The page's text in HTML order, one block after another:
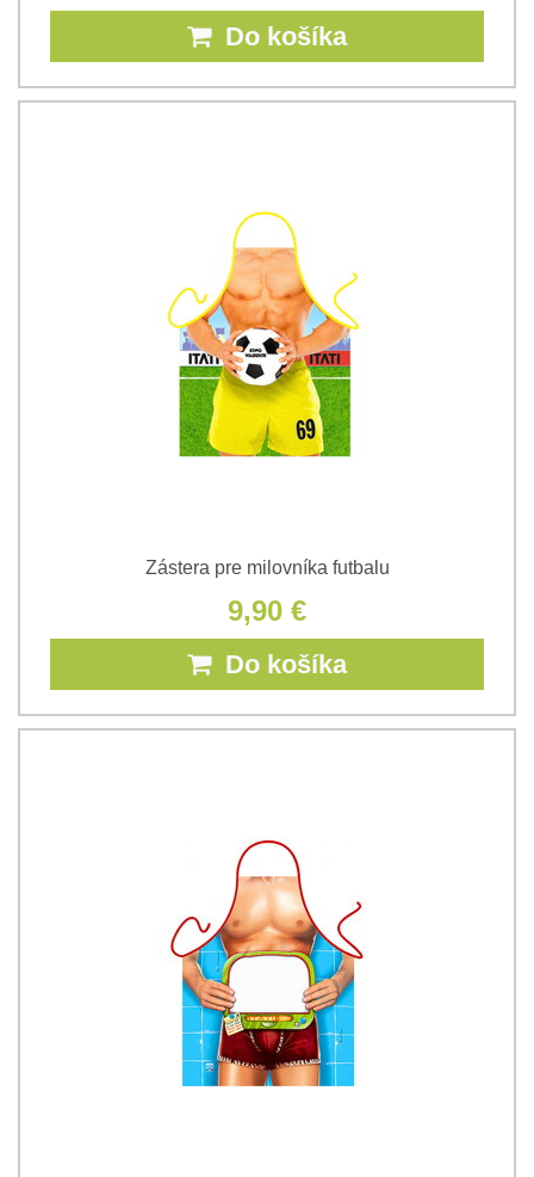
Do košíka
Zástera pre milovníka futbalu
9,90 €
Do košíka